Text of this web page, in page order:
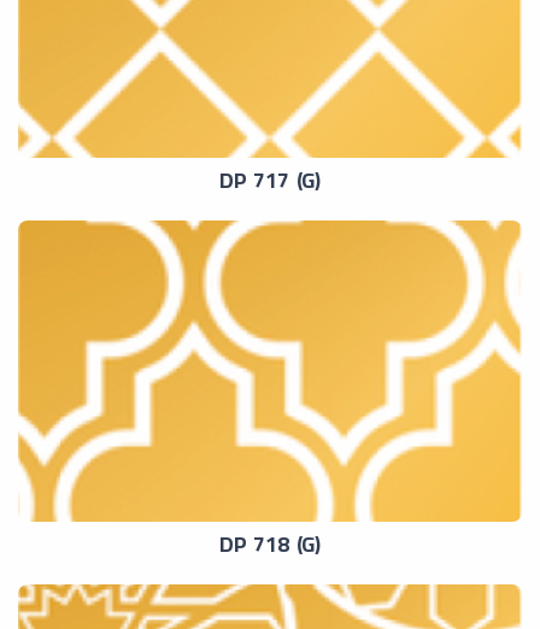
DP 717 (G)
DP 718 (G)